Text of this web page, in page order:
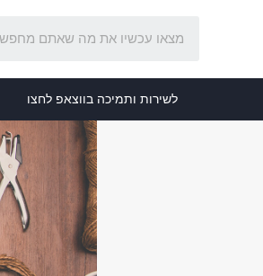
לשירות ותמיכה בווצאפ לחצו